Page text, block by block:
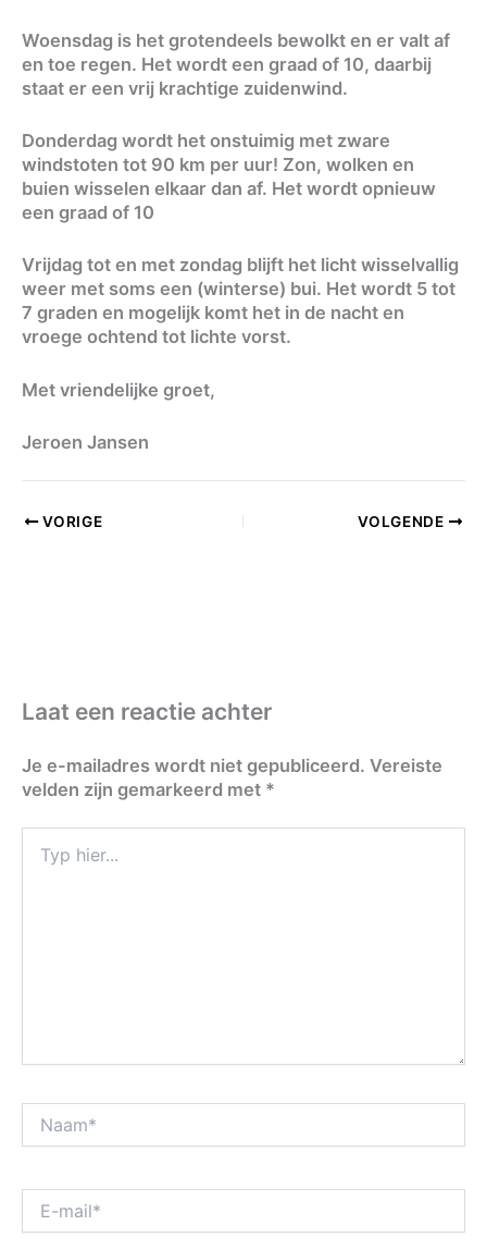
Woensdag is het grotendeels bewolkt en er valt af
en toe regen. Het wordt een graad of 10, daarbij
staat er een vrij krachtige zuidenwind.
Donderdag wordt het onstuimig met zware
windstoten tot 90 km per uur! Zon, wolken en
buien wisselen elkaar dan af. Het wordt opnieuw
een graad of 10
Vrijdag tot en met zondag blijft het licht wisselvallig
weer met soms een (winterse) bui. Het wordt 5 tot
7 graden en mogelijk komt het in de nacht en
vroege ochtend tot lichte vorst.
Met vriendelijke groet,
Jeroen Jansen
VORIGE VOLGENDE
Laat een reactie achter
Je e-mailadres wordt niet gepubliceerd. Vereiste
velden zijn gemarkeerd met *
hier...
mail*